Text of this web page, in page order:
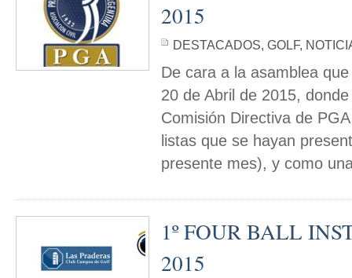
2015
DESTACADOS, GOLF,
De cara a la asamblea
20 de Abril de 2015,
Comisión Directiva de
listas que se hayan
presente mes), y como
1º FOUR BALL
2015